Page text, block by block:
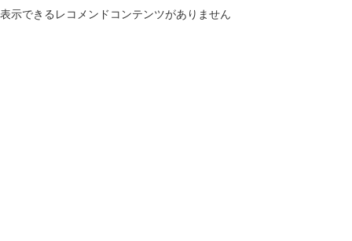
表示できるレコメンドコンテンツがありません